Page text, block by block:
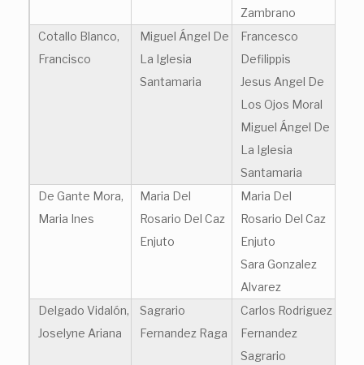
Zambrano
Cotallo Blanco,
Francisco
Miguel Ángel De
La Iglesia
Santamaria
Francesco
Defilippis
Jesus Angel De
Los Ojos Moral
Miguel Ángel De
La Iglesia
Santamaria
De Gante Mora,
Maria Ines
Maria Del
Rosario Del Caz
Enjuto
Maria Del
Rosario Del Caz
Enjuto
Sara Gonzalez
Alvarez
Delgado Vidalón,
Joselyne Ariana
Sagrario
Fernandez Raga
Carlos Rodriguez
Fernandez
Sagrario